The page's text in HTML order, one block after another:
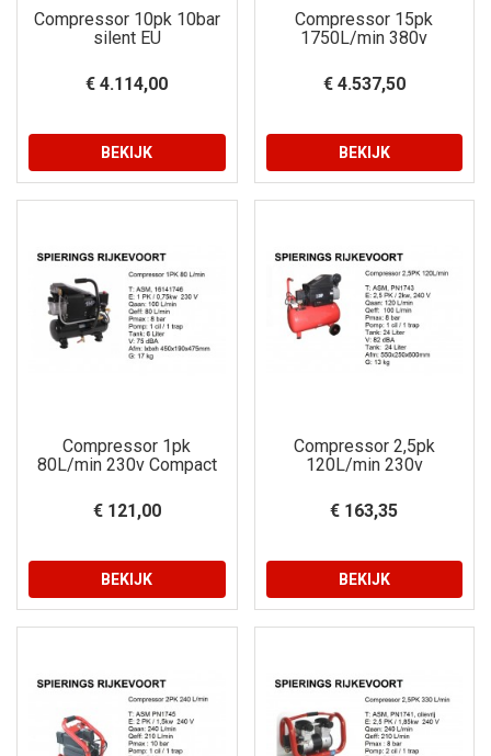
Compressor 10pk 10bar
silent EU
€ 4.114,00
BEKIJK
Compressor 15pk
1750L/min 380v
€ 4.537,50
BEKIJK
Compressor 1pk
80L/min 230v Compact
€ 121,00
BEKIJK
Compressor 2,5pk
120L/min 230v
€ 163,35
BEKIJK